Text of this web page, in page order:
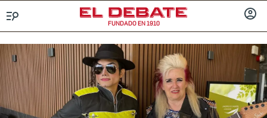
FUNDADO EN 1910